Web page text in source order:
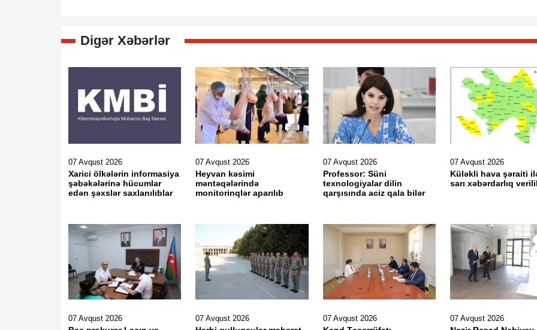
Digər Xəbərlər
07 Avqust 2026
Xarici ölkələrin informasiya
şəbəkələrinə hücumlar
edən şəxslər saxlanılıblar
07 Avqust 2026
Heyvan kəsimi
məntəqələrində
monitorinqlər aparılıb
07 Avqust 2026
Professor: Süni
texnologiyalar dilin
qarşısında aciz qala bilər
07 Avqust 2026
Küləkli hava şəraiti
sarı xəbərdarlıq
07 Avqust 2026 07 Avqust 2026 07 Avqust 2026 07 Avqust 2026